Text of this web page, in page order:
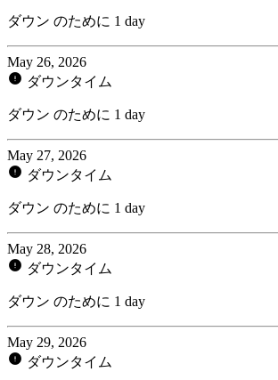
ダウン のために 1 day
May 26, 2026
ダウンタイム
ダウン のために 1 day
May 27, 2026
ダウンタイム
ダウン のために 1 day
May 28, 2026
ダウンタイム
ダウン のために 1 day
May 29, 2026
ダウンタイム